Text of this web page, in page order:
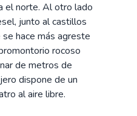
el norte. Al otro lado
junto al castillos
hace más agreste
rocoso
de metros de
dispone de un
al aire libre.